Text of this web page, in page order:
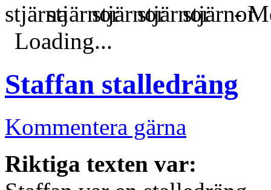
-
Loading...
Staffan stalledräng
Kommentera gärna
Riktiga texten var: